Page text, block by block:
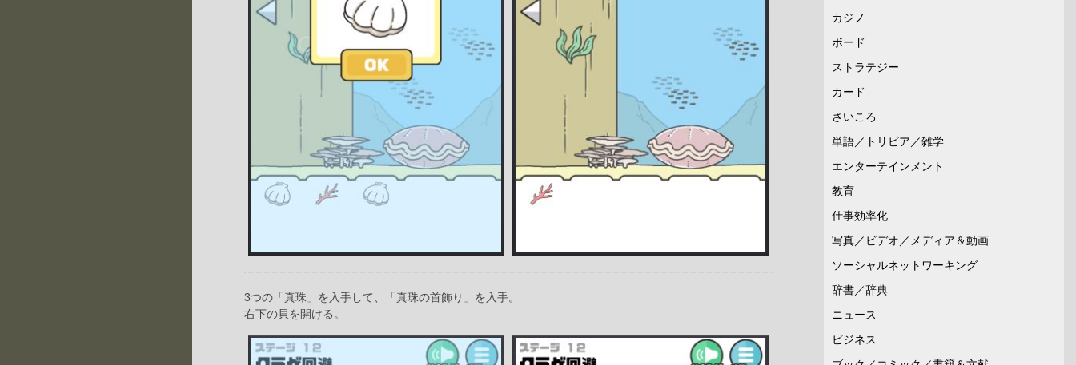
3つの「真珠」を入手して、「真珠の首飾り」を入手。
右下の貝を開ける。
カジノ
ボード
ストラテジー
カード
さいころ
単語／トリビア／雑学
エンターテインメント
教育
仕事効率化
写真／ビデオ／メディア＆動画
ソーシャルネットワーキング
辞書／辞典
ニュース
ビジネス